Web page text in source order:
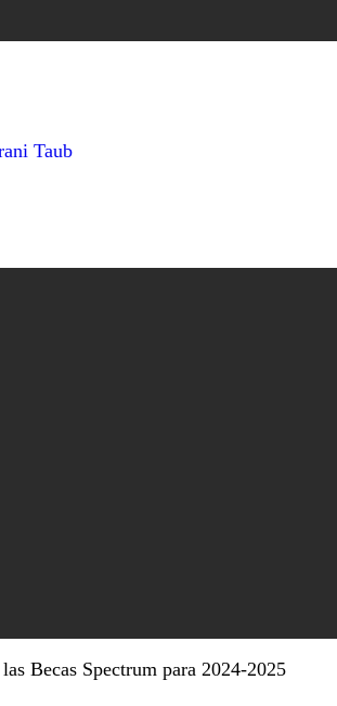
Becas Spectrum para 2024-2025